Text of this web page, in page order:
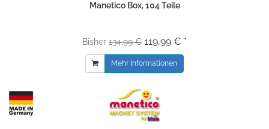
Manetico Box, 104 Teile
Bisher 134,99 € 119,99 € *
Mehr Informationen